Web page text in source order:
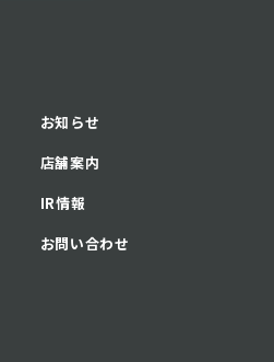
お知らせ
店舗案内
IR情報
お問い合わせ